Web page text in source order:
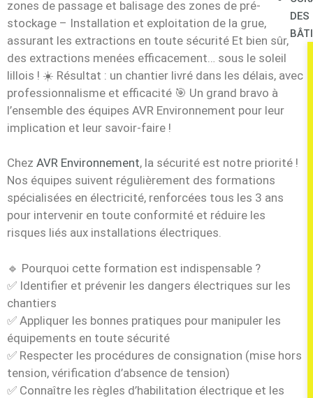
DES
zones de passage et balisage des zones de pré-
stockage – Installation et exploitation de la grue,
assurant les extractions en toute sécurité Et bien sûr,
des extractions menées efficacement… sous le soleil
lillois ! ☀️ Résultat : un chantier livré dans les délais, avec
professionnalisme et efficacité 🎯 Un grand bravo à
l’ensemble des équipes AVR Environnement pour leur
implication et leur savoir-faire !
Chez AVR Environnement, la sécurité est notre priorité !
Nos équipes suivent régulièrement des formations
spécialisées en électricité, renforcées tous les 3 ans
pour intervenir en toute conformité et réduire les
risques liés aux installations électriques.
🔹 Pourquoi cette formation est indispensable ?
✅ Identifier et prévenir les dangers électriques sur les
chantiers
✅ Appliquer les bonnes pratiques pour manipuler les
équipements en toute sécurité
✅ Respecter les procédures de consignation (mise hors
tension, vérification d’absence de tension)
✅ Connaître les règles d’habilitation électrique et les